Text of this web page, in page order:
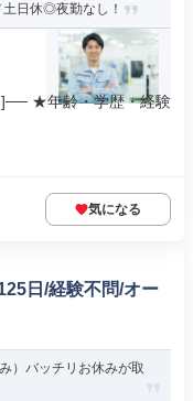
日休◎夜勤なし！
]── ★年齢・学歴・経験
気になる
日/経験不問/オー
）バッチリお休みが取